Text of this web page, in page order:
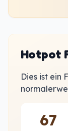
Hotpot
Dies ist ein
67